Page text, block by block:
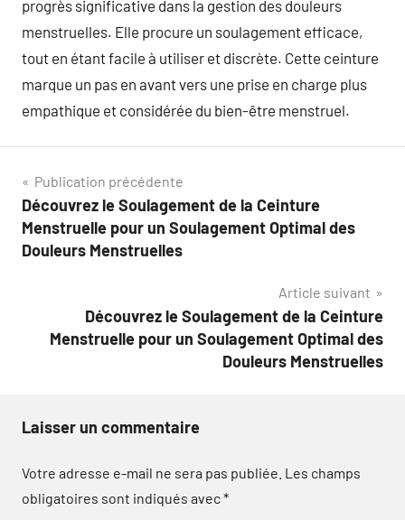
progrès significative dans la gestion des douleurs
menstruelles. Elle procure un soulagement efficace,
tout en étant facile à utiliser et discrète. Cette ceinture
marque un pas en avant vers une prise en charge plus
empathique et considérée du bien-être menstruel.
Navigation
de
l’article
Publication précédente
Découvrez le Soulagement de la Ceinture
Menstruelle pour un Soulagement Optimal des
Douleurs Menstruelles
Article suivant
Découvrez le Soulagement de la Ceinture
Menstruelle pour un Soulagement Optimal des
Douleurs Menstruelles
Laisser un commentaire
Votre adresse e-mail ne sera pas publiée. Les champs
obligatoires sont indiqués avec*